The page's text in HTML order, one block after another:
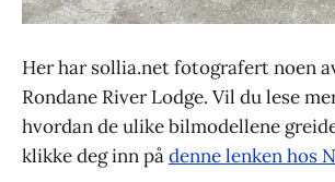
Her har sollia.net fotografert noen
Rondane River Lodge. Vil du lese
hvordan de ulike bilmodellene
klikke deg inn pådenne lenken hos